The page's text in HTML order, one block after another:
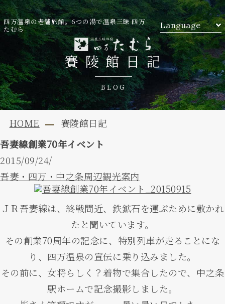
四万温泉の老舗旅館。6つの湯で温泉三昧 四万
たむら
Language
賽陵館日記
BLOG
HOME
賽陵館日記
吾妻線創業70年イベント
2015/09/24/
吾妻・四万・中之条周辺観光案内
ＪＲ吾妻線は、終戦間近、鉄鉱石を運ぶために敷かれ
たと聞いています。
その創業70周年の記念に、特別列車が走ることにな
り、四万温泉の宣伝に乗り込みました。
その前に、女将らしく？着物で集合したので、中之条
駅ホームで記念撮影しました。